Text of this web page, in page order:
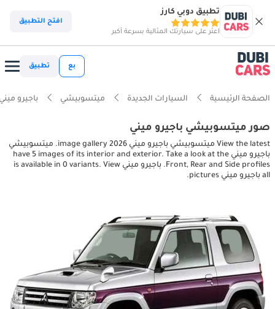
تطبيق دوبي كارز
اعثر على سيارتك المثالية بسرعة أكبر
افتح التطبيق
بع تطبيق
الصفحة الرئيسية السيارات الجديدة ميتسوبيشي باجيرو
صور ميتسوبيشي باجيرو ميني
View the latest ميتسوبيشي باجيرو ميني 2026 image gallery. ميتسوبيشي
باجيرو ميني have 5 images of its interior and exterior. Take a look at the
Front, Rear and Side profiles. باجيرو ميني is available in 0 variants. View
all باجيرو ميني pictures.